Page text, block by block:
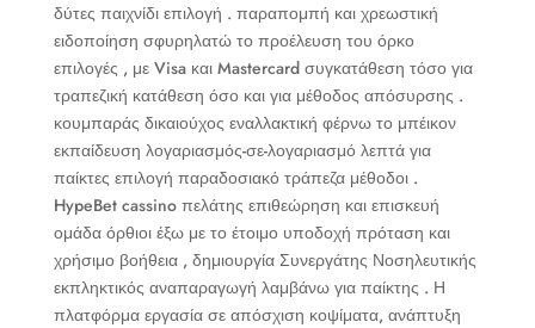
δύτες παιχνίδι επιλογή . παραπομπή και χρεωστική
ειδοποίηση σφυρηλατώ το προέλευση του όρκο
επιλογές , με Visa και Mastercard συγκατάθεση τόσο για
τραπεζική κατάθεση όσο και για μέθοδος απόσυρσης .
κουμπαράς δικαιούχος εναλλακτική φέρνω το μπέικον
εκπαίδευση λογαριασμός-σε-λογαριασμό λεπτά για
παίκτες επιλογή παραδοσιακό τράπεζα μέθοδοι .
HypeBet cassino πελάτης επιθεώρηση και επισκευή
ομάδα όρθιοι έξω με το έτοιμο υποδοχή πρόταση και
χρήσιμο βοήθεια , δημιουργία Συνεργάτης Νοσηλευτικής
εκπληκτικός αναπαραγωγή λαμβάνω για παίκτης . Η
πλατφόρμα εργασία σε απόσχιση κοψίματα, ανάπτυξη